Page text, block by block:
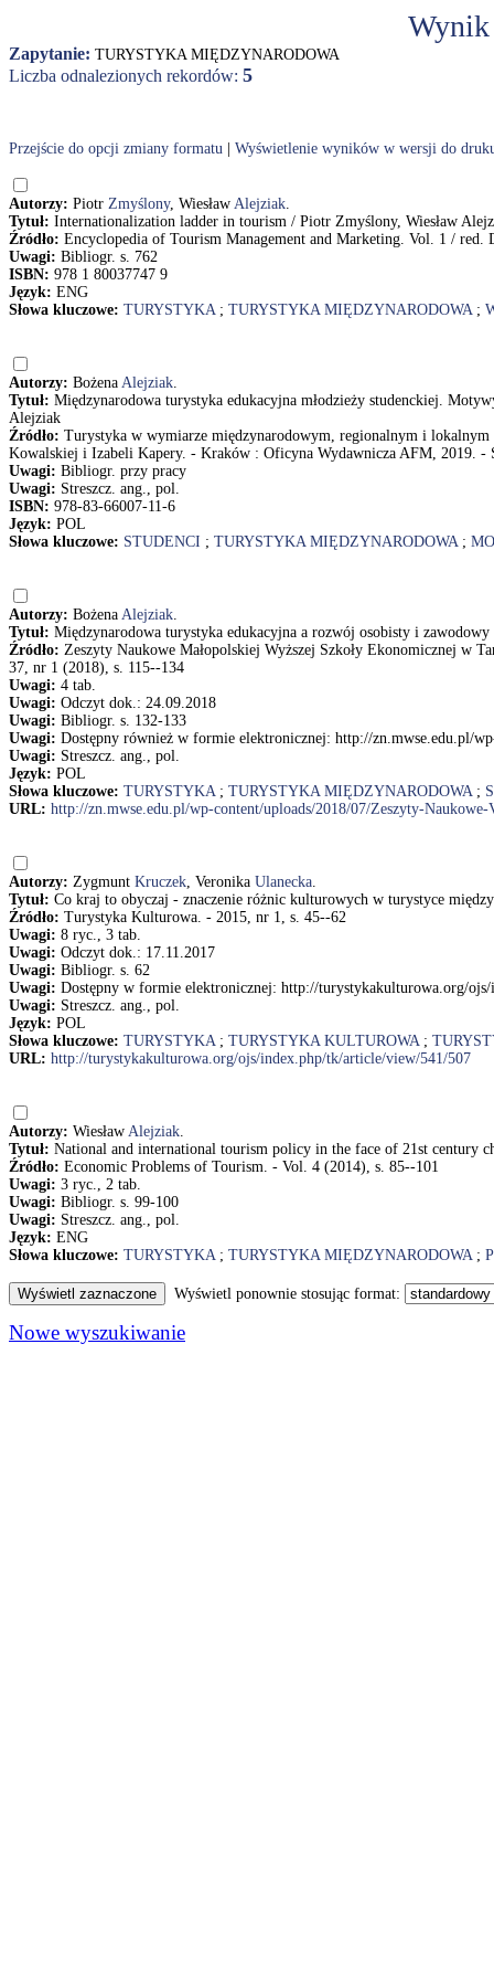
Zapytanie: TURYSTYKA MIĘDZYNARODOWA
Liczba odnalezionych rekordów: 5
Przejście do opcji zmiany formatu Wyświetlenie wyników w wersji do
Autorzy: Piotr Zmyślony, Wiesław Alejziak.
Tytuł: Internationalization ladder in tourism / Piotr Zmyślony, Wiesław
Źródło: Encyclopedia of Tourism Management and Marketing. Vol. 1 /
Uwagi: Bibliogr. s. 762
ISBN: 978 1 80037747 9
Język: ENG
Słowa kluczowe: TURYSTYKA; TURYSTYKA MIĘDZYNARODOWA;
Autorzy: Bożena Alejziak.
Tytuł: Międzynarodowa turystyka edukacyjna młodzieży studenckiej.
Alejziak
Źródło: Turystyka w wymiarze międzynarodowym, regionalnym i
Kowalskiej i Izabeli Kapery. - Kraków : Oficyna Wydawnicza AFM, 2019. -
Uwagi: Bibliogr. przy pracy
Uwagi: Streszcz. ang., pol.
ISBN: 978-83-66007-11-6
Język: POL
Słowa kluczowe: STUDENCI ; TURYSTYKA MIĘDZYNARODOWA;
Autorzy: Bożena Alejziak.
Tytuł: Międzynarodowa turystyka edukacyjna a rozwój osobisty i
Źródło: Zeszyty Naukowe Małopolskiej Wyższej Szkoły Ekonomicznej w
37, nr 1 (2018), s. 115--134
Uwagi: 4 tab.
Uwagi: Odczyt dok.: 24.09.2018
Uwagi: Bibliogr. s. 132-133
Uwagi: Dostępny również w formie elektronicznej: http://zn.mwse.edu.pl/
Uwagi: Streszcz. ang., pol.
Język: POL
Słowa kluczowe: TURYSTYKA; TURYSTYKA MIĘDZYNARODOWA;
URL: http://zn.mwse.edu.pl/wp-content/uploads/2018/07/Zeszyty-
Autorzy: Zygmunt Kruczek, Veronika Ulanecka.
Tytuł: Co kraj to obyczaj - znaczenie różnic kulturowych w turystyce
Źródło: Turystyka Kulturowa. - 2015, nr 1, s. 45--62
Uwagi: 8 ryc., 3 tab.
Uwagi: Odczyt dok.: 17.11.2017
Uwagi: Bibliogr. s. 62
Uwagi: Dostępny w formie elektronicznej: http://turystykakulturowa.org/
Uwagi: Streszcz. ang., pol.
Język: POL
Słowa kluczowe: TURYSTYKA; TURYSTYKA KULTUROWA;
URL: http://turystykakulturowa.org/ojs/index.php/tk/article/view/541/507
Autorzy: Wiesław Alejziak.
Tytuł: National and international tourism policy in the face of 21st century
Źródło: Economic Problems of Tourism. - Vol. 4 (2014), s. 85--101
Uwagi: 3 ryc., 2 tab.
Uwagi: Bibliogr. s. 99-100
Uwagi: Streszcz. ang., pol.
Język: ENG
Słowa kluczowe: TURYSTYKA; TURYSTYKA MIĘDZYNARODOWA;
Wyświetl ponownie stosując format:
Nowe wyszukiwanie